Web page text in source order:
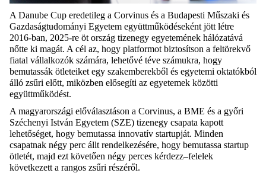
A Danube Cup eredetileg a Corvinus és a Budapesti Műszaki és
Gazdaságtudományi Egyetem együttműködéseként jött létre
2016-ban, 2025-re öt ország tizenegy egyetemének hálózatává
nőtte ki magát. A cél az, hogy platformot biztosítson a feltörekvő
fiatal vállalkozók számára, lehetővé téve számukra, hogy
bemutassák ötleteiket egy szakemberekből és egyetemi oktatókból
álló zsűri előtt, miközben elősegíti az egyetemek közötti
együttműködést.
A magyarországi előválasztáson a Corvinus, a BME és a győri
Széchenyi István Egyetem (SZE) tizenegy csapata kapott
lehetőséget, hogy bemutassa innovatív startupját. Minden
csapatnak négy perc állt rendelkezésére, hogy bemutassa startup
ötletét, majd ezt követően négy perces kérdezz–felelek
következett a rangos zsűri részéről.